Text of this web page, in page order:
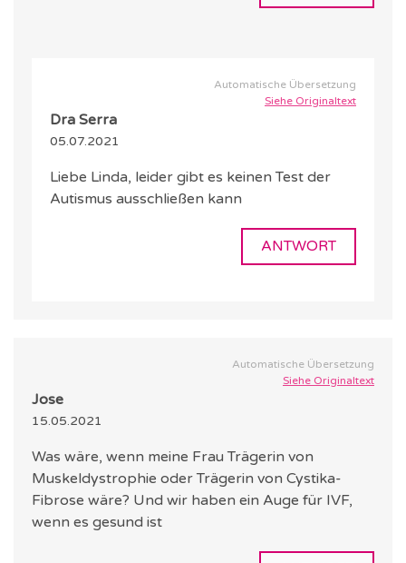
Automatische Übersetzung
Siehe Originaltext
Dra Serra
05.07.2021
Liebe Linda, leider gibt es keinen Test der
Autismus ausschließen kann
ANTWORT
Automatische Übersetzung
Siehe Originaltext
Jose
15.05.2021
Was wäre, wenn meine Frau Trägerin von
Muskeldystrophie oder Trägerin von Cystika-
Fibrose wäre? Und wir haben ein Auge für IVF,
wenn es gesund ist